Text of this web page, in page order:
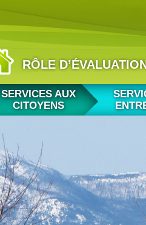
RÔLE
SERVICES AUX
CITOYENS